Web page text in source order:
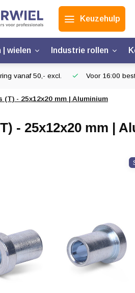
Keuzehulp
| wielen Industrie rollen
vanaf 50,- excl. Voor 16:00
(T) - 25x12x20 mm | Aluminium
- 25x12x20 mm |